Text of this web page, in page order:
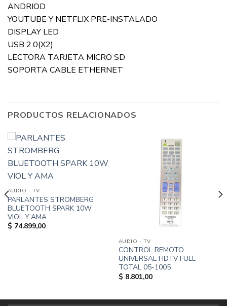
ANDRIOD
YOUTUBE Y NETFLIX PRE-INSTALADO
DISPLAY LED
USB 2.0(X2)
LECTORA TARJETA MICRO SD
SOPORTA CABLE ETHERNET
PRODUCTOS RELACIONADOS
AUDIO - TV
PARLANTES STROMBERG
BLUETOOTH SPARK 10W
VIOL Y AMA
$ 74.899,00
AUDIO - TV
CONTROL REMOTO
UNIVERSAL HDTV FULL
TOTAL 05-1005
$ 8.801,00